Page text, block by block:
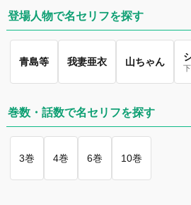
登場人物で名セリフを探す
青島等 我妻亜衣 山ちゃん
巻数・話数で名セリフを探す
3巻 4巻 6巻 10巻